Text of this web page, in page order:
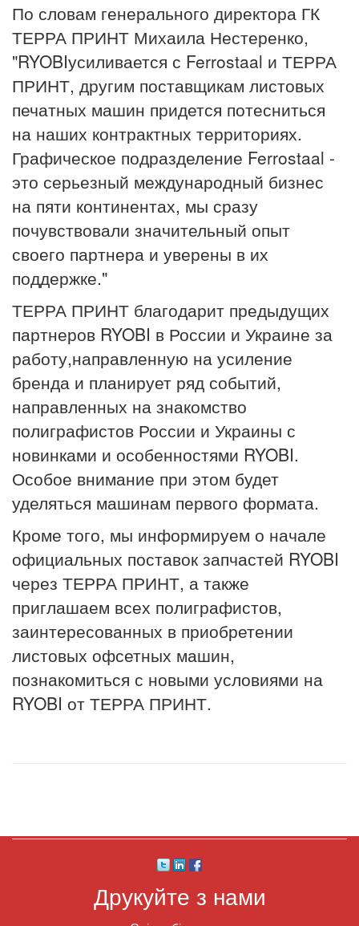
По словам генерального директора ГК
ТЕРРА ПРИНТ Михаила Нестеренко,
"RYOBIусиливается с Ferrostaal и ТЕРРА
ПРИНТ, другим поставщикам листовых
печатных машин придется потесниться
на наших контрактных территориях.
Графическое подразделение Ferrostaal -
это серьезный международный бизнес
на пяти континентах, мы сразу
почувствовали значительный опыт
своего партнера и уверены в их
поддержке."
ТЕРРА ПРИНТ благодарит предыдущих
партнеров RYOBI в России и Украине за
работу,направленную на усиление
бренда и планирует ряд событий,
направленных на знакомство
полиграфистов России и Украины с
новинками и особенностями RYOBI.
Особое внимание при этом будет
уделяться машинам первого формата.
Кроме того, мы информируем о начале
официальных поставок запчастей RYOBI
через ТЕРРА ПРИНТ, а также
приглашаем всех полиграфистов,
заинтересованных в приобретении
листовых офсетных машин,
познакомиться с новыми условиями на
RYOBI от ТЕРРА ПРИНТ.
Друкуйте з нами